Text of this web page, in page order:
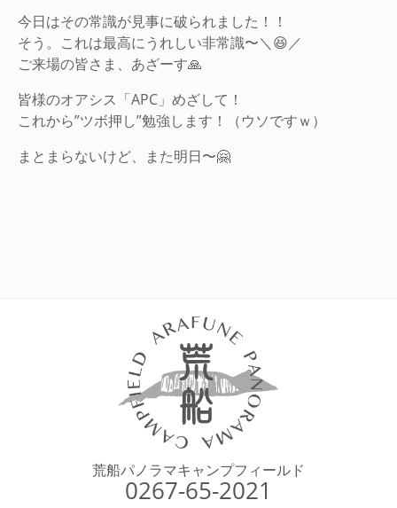
今日はその常識が見事に破られました！！
そう。これは最高にうれしい非常識〜＼😆／
ご来場の皆さま、あざーす🙏
皆様のオアシス「APC」めざして！
これから”ツボ押し”勉強します！（ウソですｗ）
まとまらないけど、また明日〜🤗
荒船パノラマキャンプフィールド
0267-65-2021